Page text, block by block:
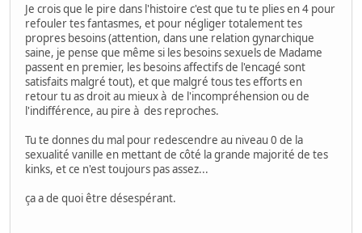
Je crois que le pire dans l'histoire c'est que tu te plies en 4 pour
refouler tes fantasmes, et pour négliger totalement tes
propres besoins (attention, dans une relation gynarchique
saine, je pense que même si les besoins sexuels de Madame
passent en premier, les besoins affectifs de l'encagé sont
satisfaits malgré tout), et que malgré tous tes efforts en
retour tu as droit au mieux à de l'incompréhension ou de
l'indifférence, au pire à des reproches.
Tu te donnes du mal pour redescendre au niveau 0 de la
sexualité vanille en mettant de côté la grande majorité de tes
kinks, et ce n'est toujours pas assez...
ça a de quoi être désespérant.